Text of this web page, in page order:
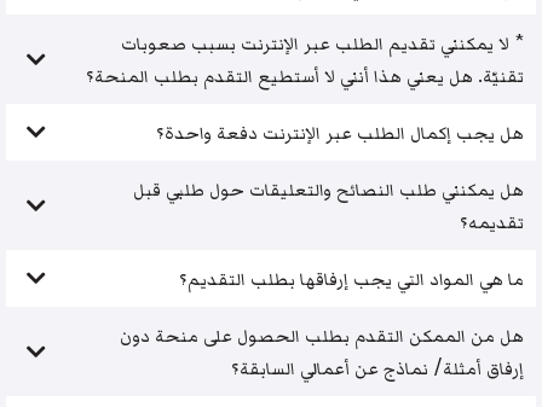
* لا يمكنني تقديم الطلب عبر الإنترنت بسبب صعوبات
تقنيّة. هل يعني هذا أنني لا أستطيع التقدم بطلب المنحة؟
هل يجب إكمال الطلب عبر الإنترنت دفعة واحدة؟
هل يمكنني طلب النصائح والتعليقات حول طلبي قبل
تقديمه؟
ما هي المواد التي يجب إرفاقها بطلب التقديم؟
هل من الممكن التقدم بطلب الحصول على منحة دون
إرفاق أمثلة/ نماذج عن أعمالي السابقة؟